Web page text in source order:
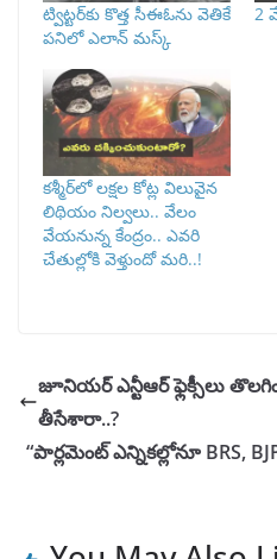
ట్విట్టర్⁭కు కొత్త సీఈఓను వెతికే
పనిలో ఎలాన్ మస్క్
2
కశ్మీర్‌లో లక్షల కోట్ల విలువైన
లిథియం నిల్వలు.. వేలం
వేయనున్న కేంద్రం.. ఎవరి
చేతుల్లోకి వెళ్తుందో మరి..!
జూనియర్ ఎన్టీఆర్ ఫ్లెక్సీలు
తీసేశారా..?
“పార్లమెంట్ ఎన్నికల్లోనూ BRS,